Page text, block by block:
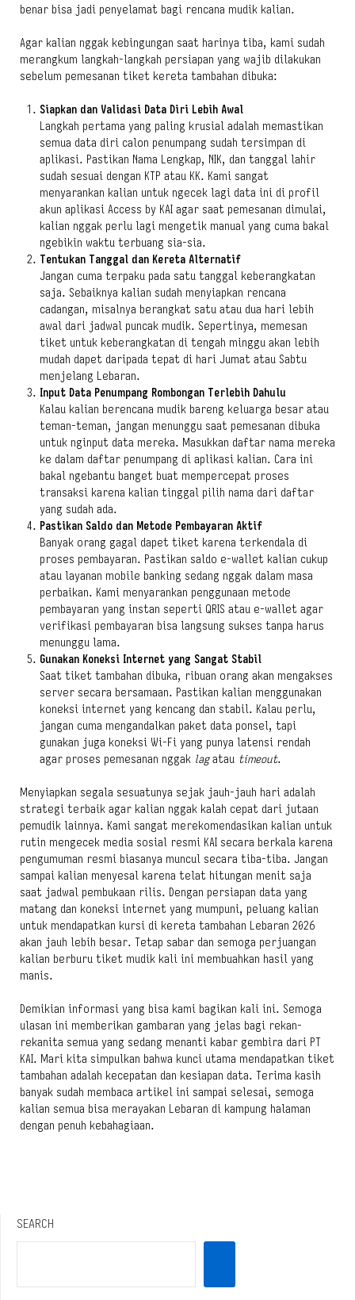
benar bisa jadi penyelamat bagi rencana mudik kalian.
Agar kalian nggak kebingungan saat harinya tiba, kami sudah
merangkum langkah-langkah persiapan yang wajib dilakukan
sebelum pemesanan tiket kereta tambahan dibuka:
Siapkan dan Validasi Data Diri Lebih Awal
Langkah pertama yang paling krusial adalah memastikan
semua data diri calon penumpang sudah tersimpan di
aplikasi. Pastikan Nama Lengkap, NIK, dan tanggal lahir
sudah sesuai dengan KTP atau KK. Kami sangat
menyarankan kalian untuk ngecek lagi data ini di profil
akun aplikasi Access by KAI agar saat pemesanan dimulai,
kalian nggak perlu lagi mengetik manual yang cuma bakal
ngebikin waktu terbuang sia-sia.
Tentukan Tanggal dan Kereta Alternatif
Jangan cuma terpaku pada satu tanggal keberangkatan
saja. Sebaiknya kalian sudah menyiapkan rencana
cadangan, misalnya berangkat satu atau dua hari lebih
awal dari jadwal puncak mudik. Sepertinya, memesan
tiket untuk keberangkatan di tengah minggu akan lebih
mudah dapet daripada tepat di hari Jumat atau Sabtu
menjelang Lebaran.
Input Data Penumpang Rombongan Terlebih Dahulu
Kalau kalian berencana mudik bareng keluarga besar atau
teman-teman, jangan menunggu saat pemesanan dibuka
untuk nginput data mereka. Masukkan daftar nama mereka
ke dalam daftar penumpang di aplikasi kalian. Cara ini
bakal ngebantu banget buat mempercepat proses
transaksi karena kalian tinggal pilih nama dari daftar
yang sudah ada.
Pastikan Saldo dan Metode Pembayaran Aktif
Banyak orang gagal dapet tiket karena terkendala di
proses pembayaran. Pastikan saldo e-wallet kalian cukup
atau layanan mobile banking sedang nggak dalam masa
perbaikan. Kami menyarankan penggunaan metode
pembayaran yang instan seperti QRIS atau e-wallet agar
verifikasi pembayaran bisa langsung sukses tanpa harus
menunggu lama.
Gunakan Koneksi Internet yang Sangat Stabil
Saat tiket tambahan dibuka, ribuan orang akan mengakses
server secara bersamaan. Pastikan kalian menggunakan
koneksi internet yang kencang dan stabil. Kalau perlu,
jangan cuma mengandalkan paket data ponsel, tapi
gunakan juga koneksi Wi-Fi yang punya latensi rendah
agar proses pemesanan nggak lagatau timeout.
Menyiapkan segala sesuatunya sejak jauh-jauh hari adalah
strategi terbaik agar kalian nggak kalah cepat dari jutaan
pemudik lainnya. Kami sangat merekomendasikan kalian untuk
rutin mengecek media sosial resmi KAI secara berkala karena
pengumuman resmi biasanya muncul secara tiba-tiba. Jangan
sampai kalian menyesal karena telat hitungan menit saja
saat jadwal pembukaan rilis. Dengan persiapan data yang
matang dan koneksi internet yang mumpuni, peluang kalian
untuk mendapatkan kursi di kereta tambahan Lebaran 2026
akan jauh lebih besar. Tetap sabar dan semoga perjuangan
kalian berburu tiket mudik kali ini membuahkan hasil yang
manis.
Demikian informasi yang bisa kami bagikan kali ini. Semoga
ulasan ini memberikan gambaran yang jelas bagi rekan-
rekanita semua yang sedang menanti kabar gembira dari PT
KAI. Mari kita simpulkan bahwa kunci utama mendapatkan tiket
tambahan adalah kecepatan dan kesiapan data. Terima kasih
banyak sudah membaca artikel ini sampai selesai, semoga
kalian semua bisa merayakan Lebaran di kampung halaman
dengan penuh kebahagiaan.
SEARCH